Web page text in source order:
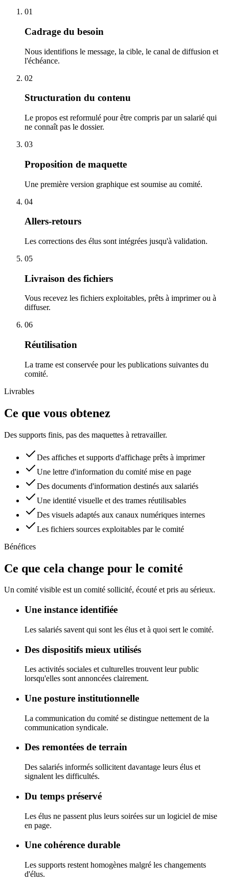
01
Cadrage du besoin
Nous identifions le message, la cible, le canal de diffusion et
l'échéance.
02
Structuration du contenu
Le propos est reformulé pour être compris par un salarié qui
ne connaît pas le dossier.
03
Proposition de maquette
Une première version graphique est soumise au comité.
04
Allers-retours
Les corrections des élus sont intégrées jusqu'à validation.
05
Livraison des fichiers
Vous recevez les fichiers exploitables, prêts à imprimer ou à
diffuser.
06
Réutilisation
La trame est conservée pour les publications suivantes du
comité.
Livrables
Ce que vous obtenez
Des supports finis, pas des maquettes à retravailler.
Des affiches et supports d'affichage prêts à imprimer
Une lettre d'information du comité mise en page
Des documents d'information destinés aux salariés
Une identité visuelle et des trames réutilisables
Des visuels adaptés aux canaux numériques internes
Les fichiers sources exploitables par le comité
Bénéfices
Ce que cela change pour le comité
Un comité visible est un comité sollicité, écouté et pris au sérieux.
Une instance identifiée
Les salariés savent qui sont les élus et à quoi sert le comité.
Des dispositifs mieux utilisés
Les activités sociales et culturelles trouvent leur public
lorsqu'elles sont annoncées clairement.
Une posture institutionnelle
La communication du comité se distingue nettement de la
communication syndicale.
Des remontées de terrain
Des salariés informés sollicitent davantage leurs élus et
signalent les difficultés.
Du temps préservé
Les élus ne passent plus leurs soirées sur un logiciel de mise
en page.
Une cohérence durable
Les supports restent homogènes malgré les changements
d'élus.